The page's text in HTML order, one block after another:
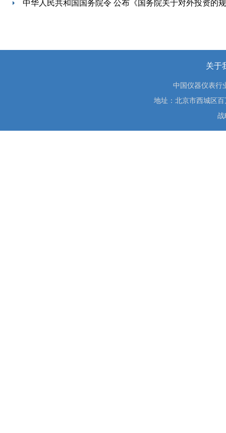
中华人民共和国国务院令 公布《国务院关于对外投资的
关于
中国仪器仪表
地址：北京市西城区
战